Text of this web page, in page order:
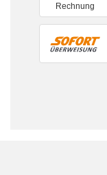
Rechnung